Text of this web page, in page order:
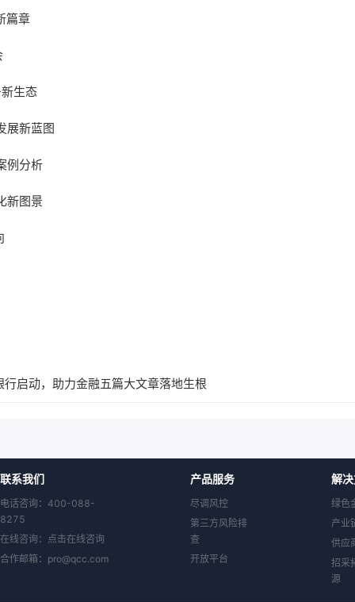
篇章
生态
展新蓝图
例分析
新图景
启动，助力金融五篇大文章落地生根
联系我们
电话咨询：400-088-
8275
在线咨询： 点击在线咨询
合作邮箱： pro@qcc.com
产品服务
尽调风控
第三方风险排
查
开放平台
解
绿色
产业
供应
招采
源